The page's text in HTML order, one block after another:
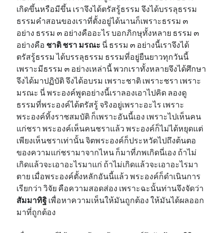
เกิดขึ้นหรือมีขึ้น เราจึงได้ตรัสรู้ธรรม จึงได้บรรลุธรรม
ธรรมคำสอนของเราที่ตั้งอยู่ได้นานก็เพราะธรรม ๓
อย่าง ธรรม ๓ อย่างคืออะไร บอกภิกษุทั้งหลาย ธรรม ๓
อย่างคือ ชาติ ชรา มรณะ นี่ ธรรม​ ๓ อย่างนี้เราจึงได้
ตรัสรู้ธรรม ได้บรรลุธรรม ธรรมที่อยู่ยืนยาวทุกวันนี้
เพราะมีธรรม ๓ อย่างเหล่านี้ พวกเราทั้งหลายจึงได้ศึกษา
จึงได้มาปฏิบัติ จึงได้อบรม เพราะชาติ เพราะชรา เพราะ
มรณะ นี่ พระองค์พูดอย่างนี้เราลองเอาไปคิด ลองดู
ธรรมที่พระองค์ได้ตรัสรู้ จริงอยู่เพราะอะไร เพราะ
พระองค์ทิ้งราชสมบัติ ก็เพราะอันนี้เอง เพราะไปเห็นคน
แก่ชรา พระองค์เห็นคนชราแล้ว พระองค์ก็ไม่ได้หยุดแต่
เพียงเห็นชราเท่านั้น จิตพระองค์ก็ประหวัดไปถึงต้นตอ
ของความแก่ชรามาจากไหน ก็มาที่ภพเกิดนี่เอง ถ้าไม่
เกิดแล้วจะเอาอะไรมาแก่ ถ้าไม่เกิดแล้วจะเอาอะไรมา
ตาย เมื่อพระองค์ตั้งหลักอันนี้แล้ว พระองค์ก็ดำเนินการ
เรียกว่า วิจัย คือความสอดส่อง เพราะฉะนั้นท่านจึงจัดว่า
สัมมาทิฐิ เพื่อหาความเห็นให้มันถูกต้อง ให้มันได้ผลออก
มาที่ถูกต้อง